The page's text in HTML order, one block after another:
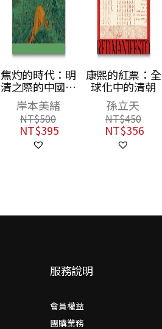
焦灼的時代：明
清之際的中國焦
慮與東亞秩序重
組
岸本美緒
NT$500
NT$395
康熙的紅票：全
球化中的清朝
孫立天
NT$450
NT$356
服務說明
會員權益
團購業務